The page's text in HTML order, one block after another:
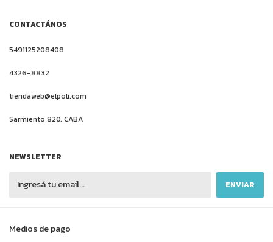
CONTACTÁNOS
5491125208408
4326-8832
tiendaweb@elpoli.com
Sarmiento 820, CABA
NEWSLETTER
Medios de pago